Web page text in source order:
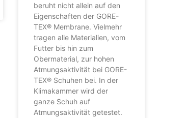
beruht nicht allein auf den
Eigenschaften der GORE-
TEX® Membrane. Vielmehr
tragen alle Materialien, vom
Futter bis hin zum
Obermaterial, zur hohen
Atmungsaktivität bei GORE-
TEX® Schuhen bei. In der
Klimakammer wird der
ganze Schuh auf
Atmungsaktivität getestet.